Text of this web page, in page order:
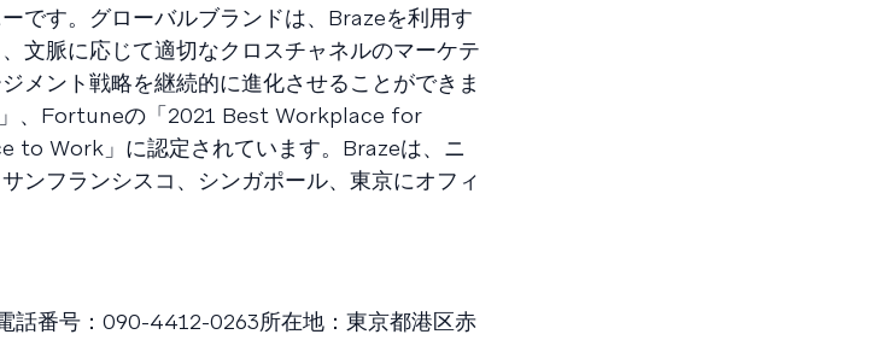
です。グローバルブランドは、Brazeを利用す
文脈に応じて適切なクロスチャネルのマーケテ
メント戦略を継続的に進化させることができま
、Fortuneの「2021 Best Workplace for
to Work」に認定されています。Brazeは、ニ
ンフランシスコ、シンガポール、東京にオフィ
話番号：090-4412-0263所在地：東京都港区赤